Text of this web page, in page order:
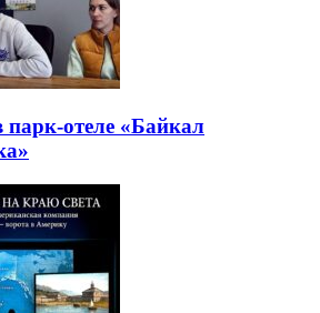
отеле «Байкал